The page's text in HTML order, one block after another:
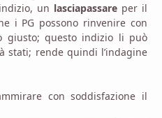
un lasciapassare per il
i PG possono rinvenire con
giusto; questo indizio li può
stati; rende quindi l’indagine
con soddisfazione il